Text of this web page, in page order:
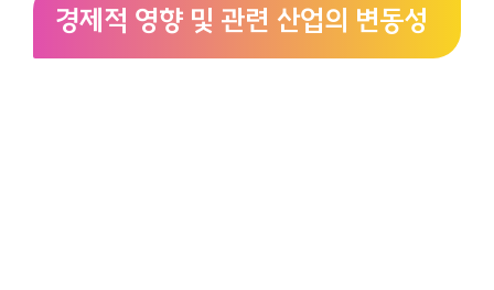
경제적 영향 및 관련 산업의 변동성